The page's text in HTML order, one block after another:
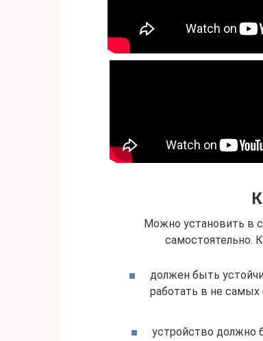
Можно установить в
самостоятельно.
должен быть
работать в не самых
устройство должно